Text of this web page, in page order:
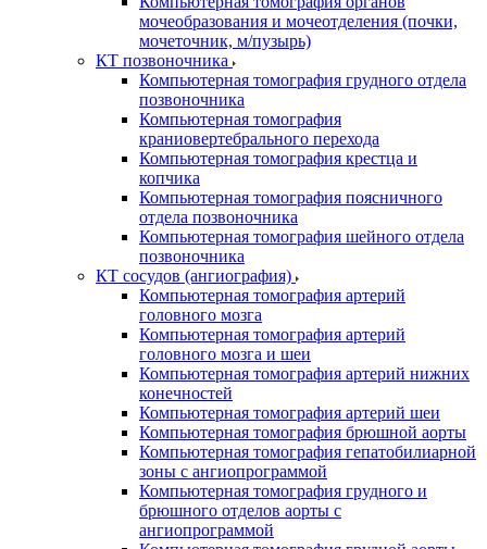
мочеобразования и мочеотделения (почки,
мочеточник, м/пузырь)
КТ позвоночника
Компьютерная томография грудного отдела
позвоночника
Компьютерная томография
краниовертебрального перехода
Компьютерная томография крестца и
копчика
Компьютерная томография поясничного
отдела позвоночника
Компьютерная томография шейного отдела
позвоночника
КТ сосудов (ангиография)
Компьютерная томография артерий
головного мозга
Компьютерная томография артерий
головного мозга и шеи
Компьютерная томография артерий нижних
конечностей
Компьютерная томография артерий шеи
Компьютерная томография брюшной аорты
Компьютерная томография гепатобилиарной
зоны с ангиопрограммой
Компьютерная томография грудного и
брюшного отделов аорты с
ангиопрограммой